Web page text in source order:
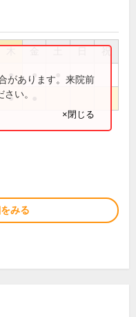
祝
● ●
●
があります。来院前
い。
×閉じる
みる